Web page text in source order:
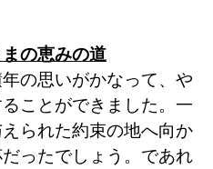
の恵みの道
の思いがかなって、や
ことができました。一
られた約束の地へ向か
ったでしょう。であれ